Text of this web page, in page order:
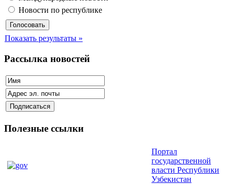
Новости по республике
Показать результаты »
Рассылка новостей
Полезные ссылки
Портал
государственной
власти Республики
Узбекистан